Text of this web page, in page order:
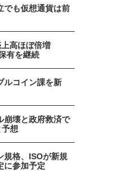
でも仮想通貨は前
上高ほぼ倍増
有を継続
ルコイン課を新
崩壊と政府救済で
想
規格、ISOが新規
参加予定